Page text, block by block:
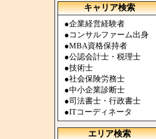
キャリア検索
●企業経営経験者
● コンサルファーム出身
●MBA資格保持者
●公認会計士・税理士
●技術士
●社会保険労務士
●中小企業診断士
●司法書士・行政書士
●ITコーディネータ
エリア検索